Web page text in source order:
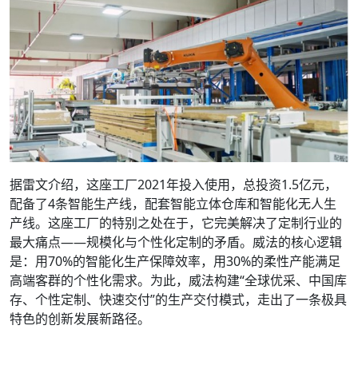
据雷文介绍，这座工厂2021年投入使用，总投资1.5亿元，
配备了4条智能生产线，配套智能立体仓库和智能化无人生
产线。这座工厂的特别之处在于，它完美解决了定制行业的
最大痛点——规模化与个性化定制的矛盾。威法的核心逻辑
是：用70%的智能化生产保障效率，用30%的柔性产能满足
高端客群的个性化需求。为此，威法构建“全球优采、中国库
存、个性定制、快速交付”的生产交付模式，走出了一条极具
特色的创新发展新路径。